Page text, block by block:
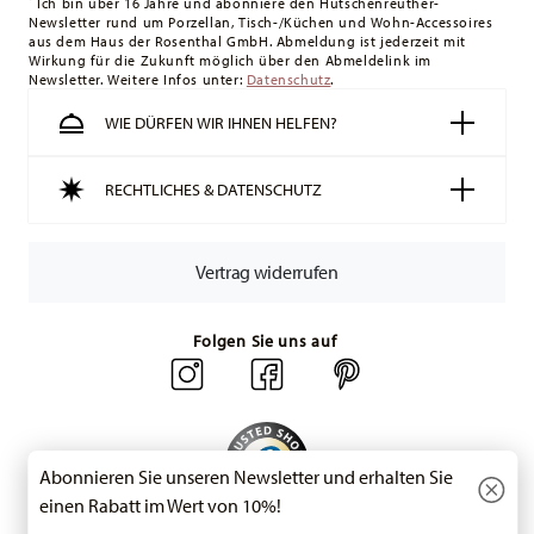
Schweiz:Lieferungen in die Schweiz sind ab 49,90 CHF
versandkostenfrei. Unter einem Bestellwert von 49,90 CHF
liegen die Versandkosten bei 36,90 CHF.
Tracking:
Sie erhalten per E-Mail einen Trackingcode, sobald
Ihr Paket auf die Reise geht.
vorrätige Artikel. Sie können die Lieferzeiten in andere
Retourenservice.
Newsletter rund um Porzellan, Tisch-/Küchen und Wohn-Accessoires
aus dem Haus der Rosenthal GmbH. Abmeldung ist jederzeit mit
Wirkung für die Zukunft möglich über den Abmeldelink im
Newsletter. Weitere Infos unter: Datenschutz.
WIE DÜRFEN WIR IHNEN HELFEN?
RECHTLICHES & DATENSCHUTZ
Vertrag widerrufen
Folgen Sie uns auf
Abonnieren Sie unseren Newsletter und erhalten Sie
einen Rabatt im Wert von 10%!